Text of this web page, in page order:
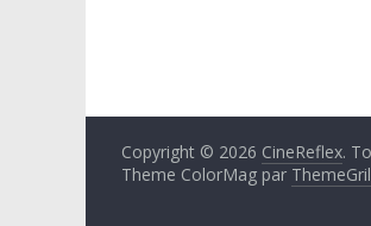
Copyright © 2026 CineReflex.
Theme ColorMag par